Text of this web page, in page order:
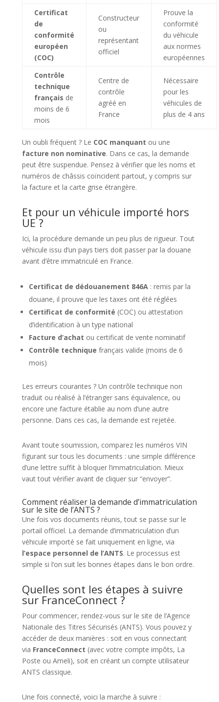
Certificat
de
conformité
européen
(COC)
Constructeur
ou
représentant
officiel
Prouve la
conformité
du véhicule
aux normes
européennes
Contrôle
technique
français de
moins de 6
mois
Centre de
contrôle
agréé en
France
Nécessaire
pour les
véhicules de
plus de 4 ans
Un oubli fréquent ? Le COC manquant ou une
facture non nominative. Dans ce cas, la demande
peut être suspendue. Pensez à vérifier que les noms et
numéros de châssis coïncident partout, y compris sur
la facture et la carte grise étrangère.
Et pour un véhicule importé hors
UE ?
Ici, la procédure demande un peu plus de rigueur. Tout
véhicule issu d’un pays tiers doit passer par la douane
avant d’être immatriculé en France.
Certificat de dédouanement 846A: remis par la
douane, il prouve que les taxes ont été réglées
Certificat de conformité (COC) ou attestation
d’identification à un type national
Facture d’achat ou certificat de vente nominatif
Contrôle technique français valide (moins de 6
mois)
Les erreurs courantes ? Un contrôle technique non
traduit ou réalisé à l’étranger sans équivalence, ou
encore une facture établie au nom d’une autre
personne. Dans ces cas, la demande est rejetée.
Avant toute soumission, comparez les numéros VIN
figurant sur tous les documents : une simple différence
d’une lettre suffit à bloquer l’immatriculation. Mieux
vaut tout vérifier avant de cliquer sur “envoyer”.
Comment réaliser la demande d’immatriculation
sur le site de l’ANTS ?
Une fois vos documents réunis, tout se passe sur le
portail officiel. La demande d’immatriculation d’un
véhicule importé se fait uniquement en ligne, via
l’espace personnel de l’ANTS. Le processus est
simple si l’on suit les bonnes étapes dans le bon ordre.
Quelles sont les étapes à suivre
sur FranceConnect ?
Pour commencer, rendez-vous sur le site de l’Agence
Nationale des Titres Sécurisés (ANTS). Vous pouvez y
accéder de deux manières : soit en vous connectant
via FranceConnect (avec votre compte impôts, La
Poste ou Ameli), soit en créant un compte utilisateur
ANTS classique.
Une fois connecté, voici la marche à suivre :